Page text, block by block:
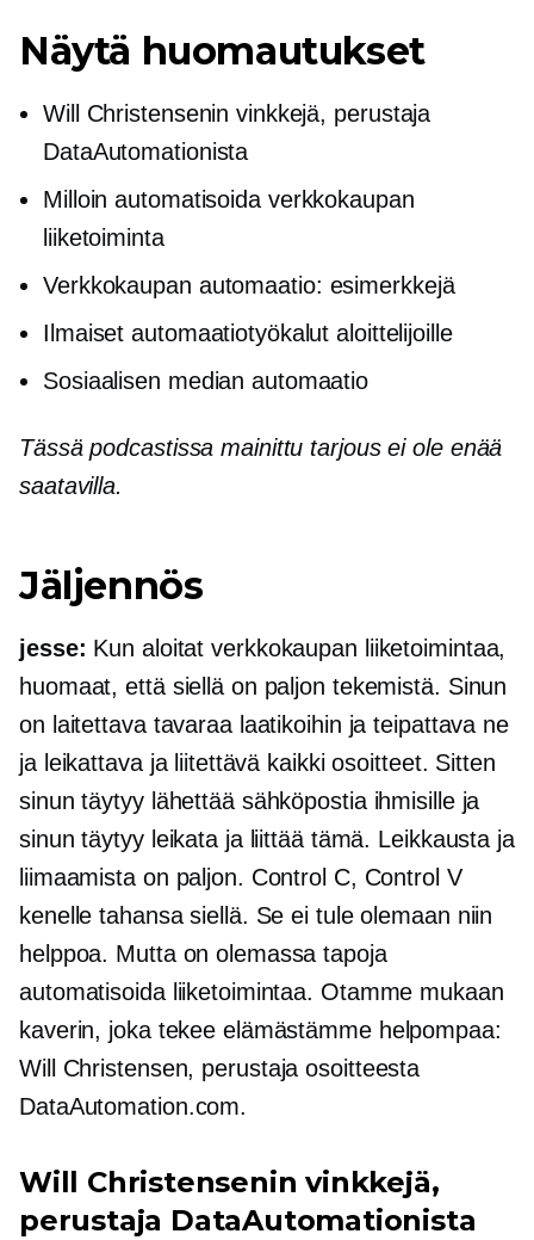
Näytä huomautukset
Will Christensenin vinkkejä, perustaja
DataAutomationista
Milloin automatisoida verkkokaupan
liiketoiminta
Verkkokaupan automaatio: esimerkkejä
Ilmaiset automaatiotyökalut aloittelijoille
Sosiaalisen median automaatio
Tässä podcastissa mainittu tarjous ei ole enää
saatavilla.
Jäljennös
jesse: Kun aloitatverkkokaupan liiketoimintaa,
huomaat, että siellä on paljon tekemistä. Sinun
on laitettava tavaraa laatikoihin ja teipattava ne
ja leikattava ja liitettävä kaikki osoitteet. Sitten
sinun täytyy lähettää sähköpostia ihmisille ja
sinun täytyy leikata ja liittää tämä. Leikkausta ja
liimaamista on paljon. Control C, Control V
kenelle tahansa siellä. Se ei tule olemaan niin
helppoa. Mutta on olemassa tapoja
automatisoida liiketoimintaa. Otamme mukaan
kaverin, joka tekee elämästämme helpompaa:
Will Christensen, perustaja osoitteesta
DataAutomation.com.
Will Christensenin vinkkejä,
perustaja DataAutomationista